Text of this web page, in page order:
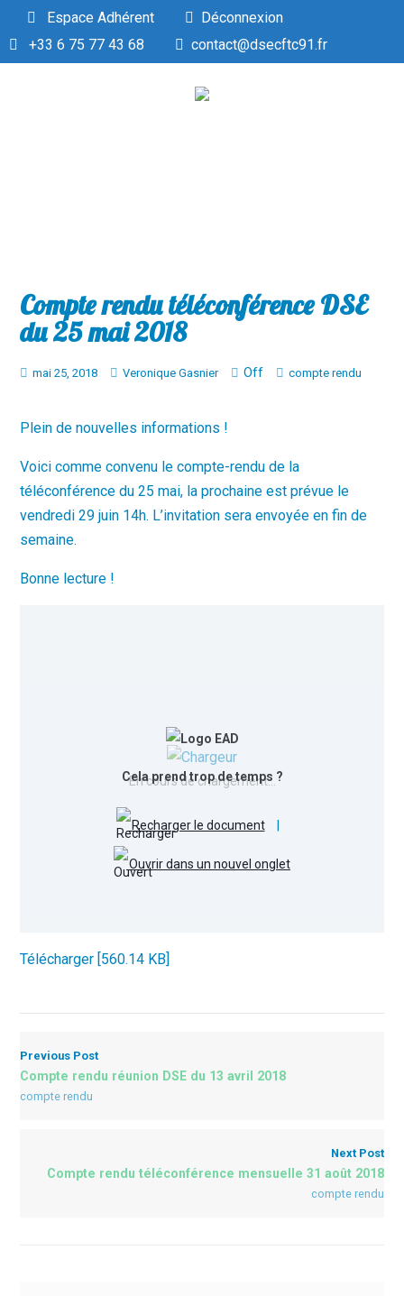
Espace Adhérent
Déconnexion
+33 6 75 77 43 68
contact@dsecftc91.fr
Compte rendu téléconférence DSE
du 25 mai 2018
mai 25, 2018 Veronique Gasnier Off compte rendu
Plein de nouvelles informations !
Voici comme convenu le compte-rendu de la
téléconférence du 25 mai, la prochaine est prévue le
vendredi 29 juin 14h. L’invitation sera envoyée en fin de
semaine.
Bonne lecture !
En cours de chargement…
Cela prend trop de temps ?
Recharger le document
Ouvrir dans un nouvel onglet
Télécharger [560.14 KB]
Previous Post
Compte rendu réunion DSE du 13 avril 2018
compte rendu
Next Post
Compte rendu téléconférence mensuelle 31 août 2018
compte rendu